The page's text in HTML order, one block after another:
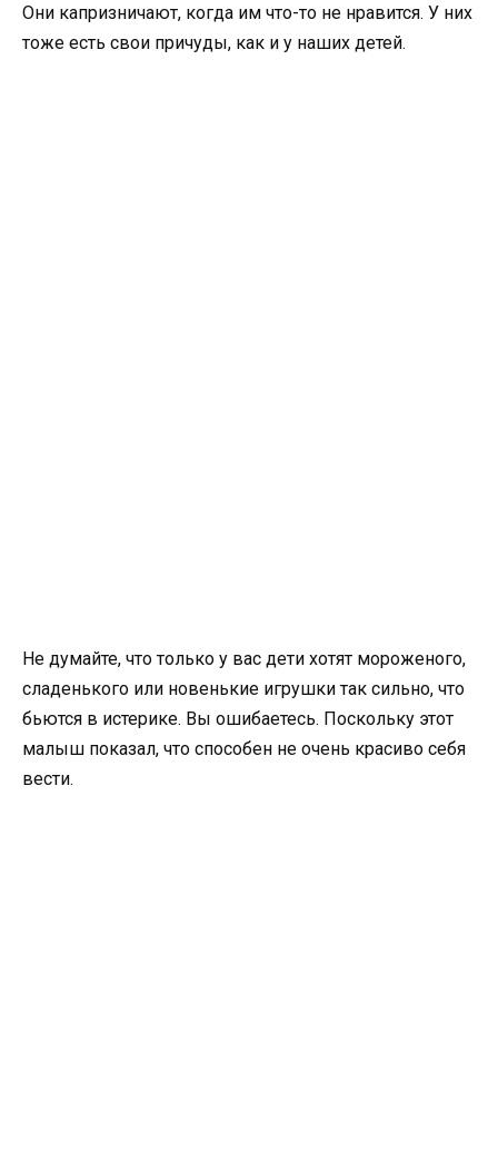
Они капризничают, когда им что-то не нравится. У них
тоже есть свои причуды, как и у наших детей.
Не думайте, что только у вас дети хотят мороженого,
сладенького или новенькие игрушки так сильно, что
бьются в истерике. Вы ошибаетесь. Поскольку этот
малыш показал, что способен не очень красиво себя
вести.